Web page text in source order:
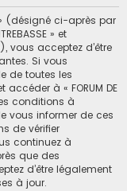
c
r
» (désigné ci-après par
» et
vous acceptez d’être
Si vous
de toutes les
à « FORUM DE
conditions à
vous informer de ces
de vérifier
continuez à
que des
d’être légalement
à jour.